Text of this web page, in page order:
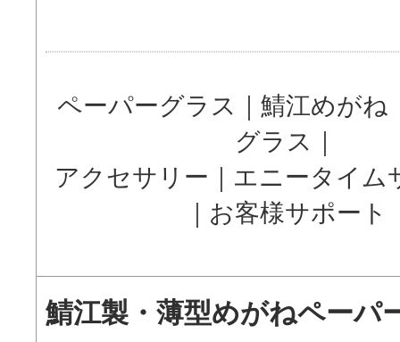
ペーパーグラス 鯖江めがね
グラス
アクセサリー
エニータイム
お客様サポート
鯖江製・薄型めがねペーパ